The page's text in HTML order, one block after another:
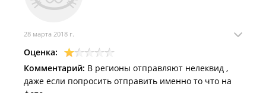
28 марта 2018 г.
Оценка:
Комментарий: В регионы отправляют нелеквид ,
даже если попросить отправить именно то что на